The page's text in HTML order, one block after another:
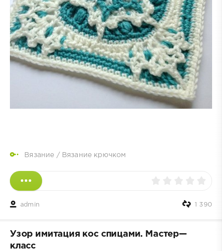
Вязание / Вязание крючком
admin 1 390
Узор имитация кос спицами. Мастер—
класс